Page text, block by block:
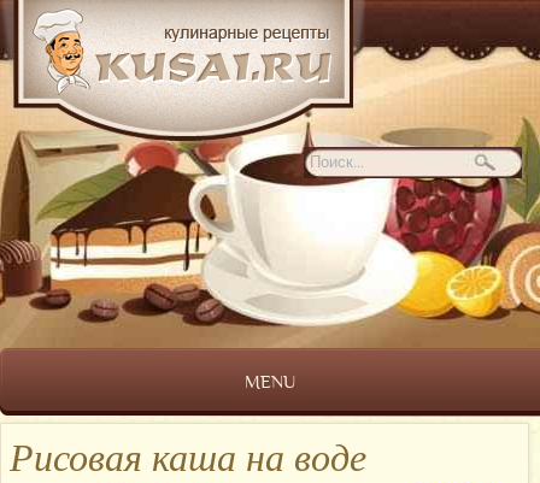
MENU
Рисовая каша на воде